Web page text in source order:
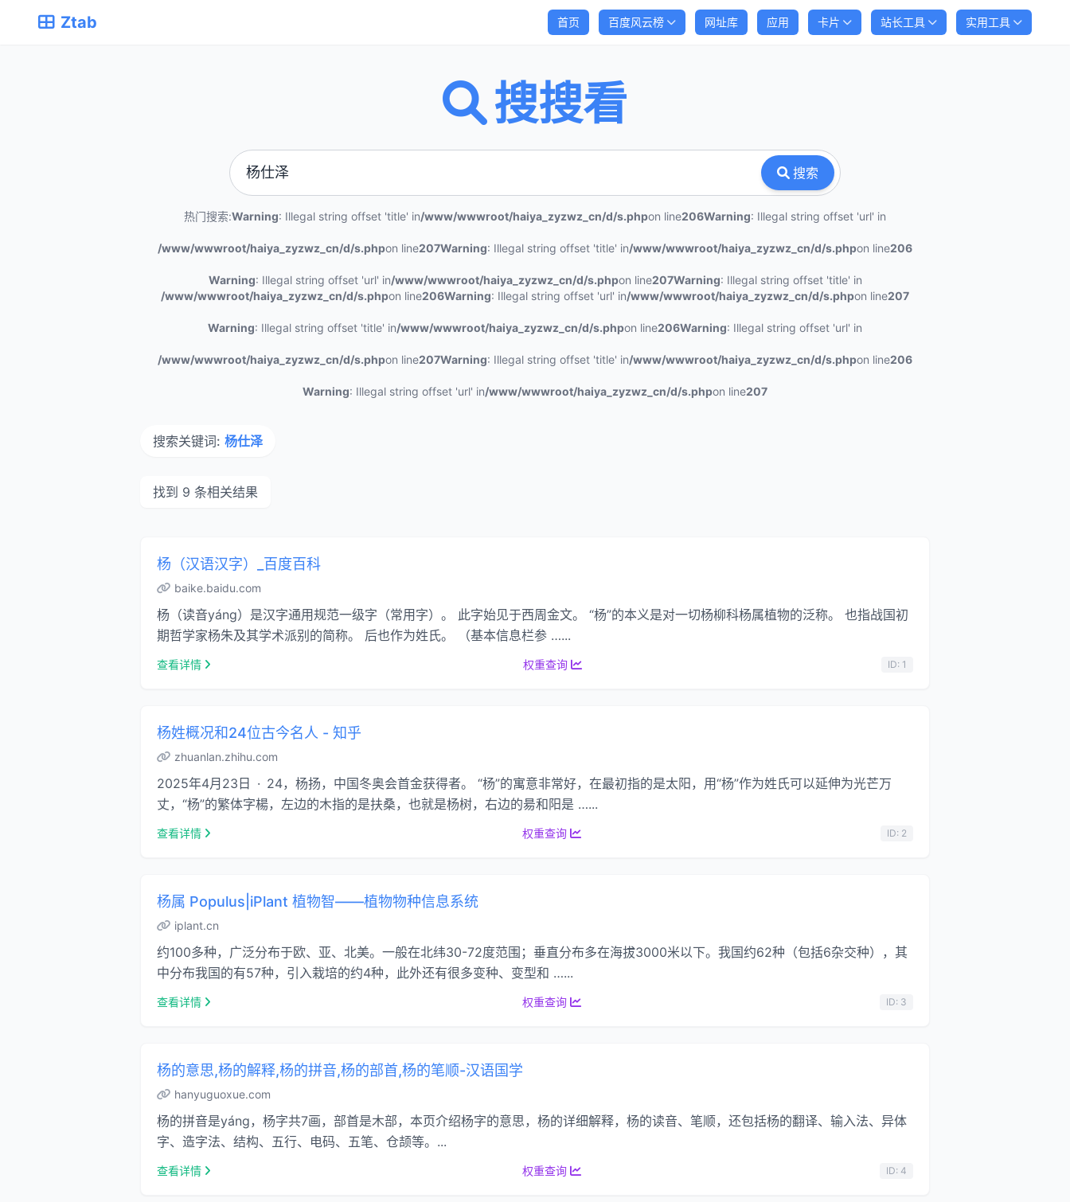
Ztab 首页 百度风云榜 网址库 应用 卡片 站长工具 实用工具
搜搜看
搜索
热门搜索:Warning: Illegal string offset 'title' in/www/wwwroot/haiya_zyzwz_cn/d/s.phpon line206Warning: Illegal string offset 'url' in
/www/wwwroot/haiya_zyzwz_cn/d/s.phpon line207Warning: Illegal string offset 'title' in/www/wwwroot/haiya_zyzwz_cn/d/s.phpon line206
Warning: Illegal string offset 'url' in/www/wwwroot/haiya_zyzwz_cn/d/s.phpon line207Warning: Illegal string offset 'title' in
/www/wwwroot/haiya_zyzwz_cn/d/s.phpon line206Warning: Illegal string offset 'url' in/www/wwwroot/haiya_zyzwz_cn/d/s.phpon line207
Warning: Illegal string offset 'title' in/www/wwwroot/haiya_zyzwz_cn/d/s.phpon line206Warning: Illegal string offset 'url' in
/www/wwwroot/haiya_zyzwz_cn/d/s.phpon line207Warning: Illegal string offset 'title' in/www/wwwroot/haiya_zyzwz_cn/d/s.phpon line206
Warning: Illegal string offset 'url' in/www/wwwroot/haiya_zyzwz_cn/d/s.phpon line207
搜索关键词: 杨仕泽
找到 9 条相关结果
杨（汉语汉字）_百度百科
baike.baidu.com
杨（读音yáng）是汉字通用规范一级字（常用字）。 此字始见于西周金文。 “杨”的本义是对一切杨柳科杨属植物的泛称。 也指战国初
期哲学家杨朱及其学术派别的简称。 后也作为姓氏。 （基本信息栏参 …...
查看详情 权重查询 ID: 1
杨姓概况和24位古今名人 - 知乎
zhuanlan.zhihu.com
2025年4月23日 · 24，杨扬，中国冬奥会首金获得者。 “杨”的寓意非常好，在最初指的是太阳，用“杨”作为姓氏可以延伸为光芒万
丈，“杨”的繁体字楊，左边的木指的是扶桑，也就是杨树，右边的昜和阳是 …...
查看详情 权重查询 ID: 2
杨属 Populus|iPlant 植物智——植物物种信息系统
iplant.cn
约100多种，广泛分布于欧、亚、北美。一般在北纬30-72度范围；垂直分布多在海拔3000米以下。我国约62种（包括6杂交种），其
中分布我国的有57种，引入栽培的约4种，此外还有很多变种、变型和 …...
查看详情 权重查询 ID: 3
杨的意思,杨的解释,杨的拼音,杨的部首,杨的笔顺-汉语国学
hanyuguoxue.com
杨的拼音是yáng，杨字共7画，部首是木部，本页介绍杨字的意思，杨的详细解释，杨的读音、笔顺，还包括杨的翻译、输入法、异体
字、造字法、结构、五行、电码、五笔、仓颉等。...
查看详情 权重查询 ID: 4